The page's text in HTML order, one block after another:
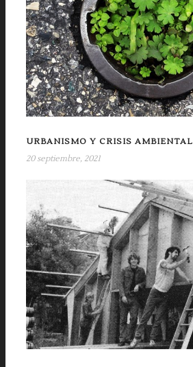
URBANISMO Y CRISIS AMBIENTAL
20 septiembre, 2021